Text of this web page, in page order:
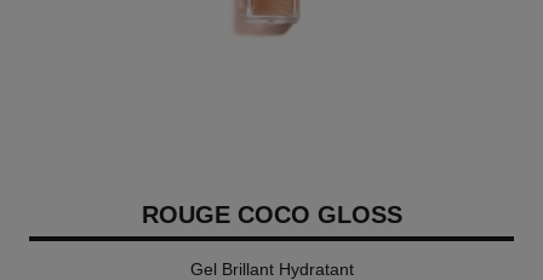
ROUGE COCO GLOSS
Gel Brillant Hydratant